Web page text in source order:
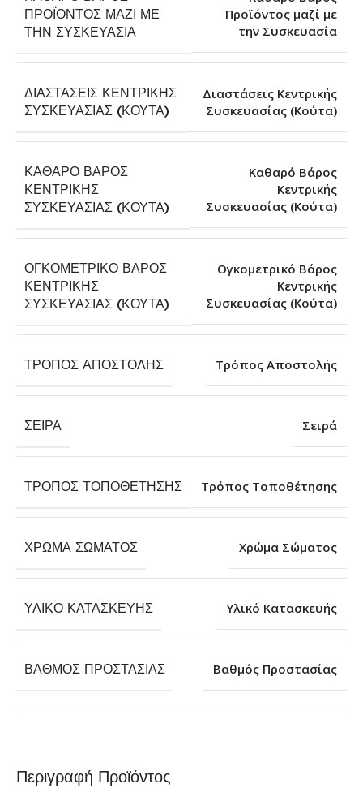
Περιγραφή Προϊόντος
ΠΡΟΪΌΝΤΟΣ ΜΑΖΊ ΜΕ
ΤΗΝ ΣΥΣΚΕΥΑΣΊΑ
Προϊόντος μαζί με
την Συσκευασία
ΔΙΑΣΤΆΣΕΙΣ ΚΕΝΤΡΙΚΉΣ
ΣΥΣΚΕΥΑΣΊΑΣ (ΚΟΎΤΑ)
Διαστάσεις Κεντρικής
Συσκευασίας (Κούτα)
ΚΑΘΑΡΌ ΒΆΡΟΣ
ΚΕΝΤΡΙΚΉΣ
ΣΥΣΚΕΥΑΣΊΑΣ (ΚΟΎΤΑ)
Καθαρό Βάρος
Κεντρικής
Συσκευασίας (Κούτα)
ΟΓΚΟΜΕΤΡΙΚΌ ΒΆΡΟΣ
ΚΕΝΤΡΙΚΉΣ
ΣΥΣΚΕΥΑΣΊΑΣ (ΚΟΎΤΑ)
Ογκομετρικό Βάρος
Κεντρικής
Συσκευασίας (Κούτα)
ΤΡΌΠΟΣ ΑΠΟΣΤΟΛΉΣ Τρόπος Αποστολής
ΣΕΙΡΆ Σειρά
ΤΡΌΠΟΣ ΤΟΠΟΘΈΤΗΣΗΣ Τρόπος Τοποθέτησης
ΧΡΏΜΑ ΣΏΜΑΤΟΣ Χρώμα Σώματος
ΥΛΙΚΌ ΚΑΤΑΣΚΕΥΉΣ Υλικό Κατασκευής
ΒΑΘΜΌΣ ΠΡΟΣΤΑΣΊΑΣ Βαθμός Προστασίας